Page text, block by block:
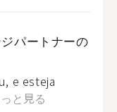
パートナーの
e esteja
と見る